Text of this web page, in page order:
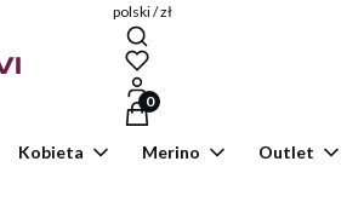
polski / zł
Produkty w koszyku: 0.
Kobieta Merino Outlet